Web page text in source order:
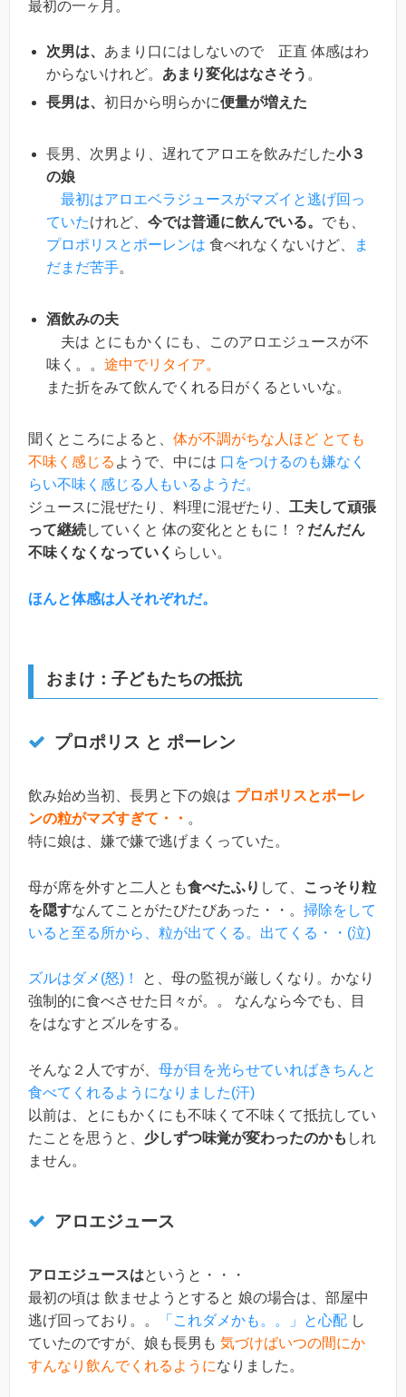
最初の一ヶ月。
次男は、 あまり口にはしないので 正直 体感はわ
からないけれど。 あまり変化はなさそう 。
長男は、 初日から明らかに便量が増えた
長男、次男より、遅れてアロエを飲みだした小３
の娘
最初はアロエベラジュースがマズイと逃げ回っ
ていたけれど、 今では普通に飲んでいる。 でも、
プロポリスとポーレンは 食べれなくないけど、
ま
だまだ苦手。
酒飲みの夫
夫は とにもかくにも、このアロエジュースが不
味く。。 途中でリタイア。
また折をみて飲んでくれる日がくるといいな。
聞くところによると、 体が不調がちな人ほど とても
不味く感じる ようで、中には 口をつけるのも嫌なく
らい不味く感じる人もいるようだ。
ジュースに混ぜたり、料理に混ぜたり、 工夫して頑張
って継続していくと 体の変化とともに！？ だんだん
不味くなくなっていく らしい。
ほんと体感は人それぞれだ。
おまけ：子どもたちの抵抗
プロポリス と ポーレン
飲み始め当初、長男と下の娘は プロポリスとポーレ
ンの粒がマズすぎて・・ 。
特に娘は、嫌で嫌で逃げまくっていた。
母が席を外すと二人とも食べたふり して、
こっそり粒
を隠すなんてことがたびたびあった・・。 掃除をして
いると至る所から、粒が出てくる。出てくる・・(泣)
ズルはダメ(怒)！
と、母の監視が厳しくなり。かなり
強制的に食べさせた日々が。。 なんなら今でも、目
をはなすとズルをする。
そんな２人ですが、 母が目を光らせていればきちんと
食べてくれるようになりました(汗)
以前は、とにもかくにも不味くて不味くて抵抗してい
たことを思うと、 少しずつ味覚が変わったのかも しれ
ません。
アロエジュース
アロエジュースはというと・・・
最初の頃は 飲ませようとすると 娘の場合は、部屋中
逃げ回っており。。
「これダメかも。。」と心配 し
ていたのですが、娘も長男も 気づけばいつの間にか
すんなり飲んでくれるようになりました。